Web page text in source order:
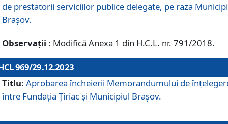
de prestatorii serviciilor publice delegate, pe raza
Brașov.
Observații : Modifică Anexa 1 din H.C.L. nr. 791/2018.
969/29.12.2023
Titlu: Aprobarea încheierii Memorandumului de
între Fundația Țiriac și Municipiul Brașov.